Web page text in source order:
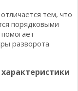
тем, что
порядковыми
разворота